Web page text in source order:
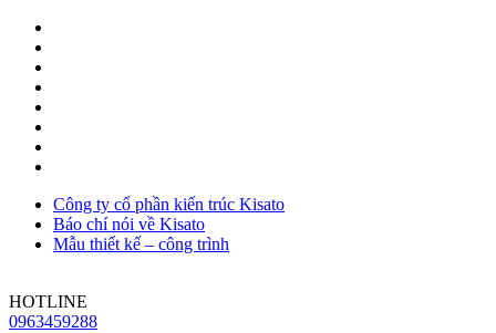
Công ty cổ phần kiến trúc Kisato
Báo chí nói về Kisato
Mẫu thiết kế – công trình
HOTLINE
0963459288